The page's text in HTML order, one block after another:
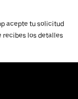
acepte tu solicitud
recibes los detalles